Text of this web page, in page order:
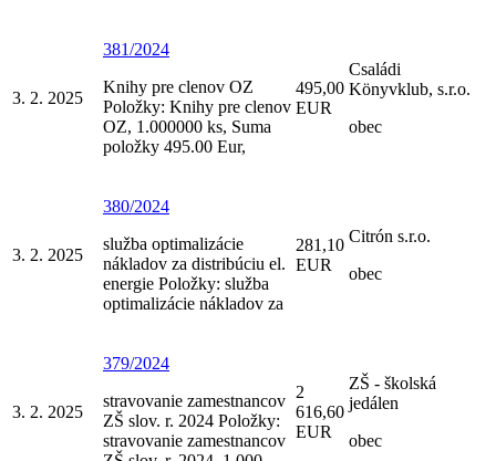
3. 2. 2025
381/2024
Knihy pre clenov OZ
Položky: Knihy pre clenov
OZ, 1.000000 ks, Suma
položky 495.00 Eur,
495,00
EUR
Családi
Könyvklub, s.r.o.
obec
3. 2. 2025
380/2024
služba optimalizácie
nákladov za distribúciu el.
energie Položky: služba
optimalizácie nákladov za
281,10
EUR
Citrón s.r.o.
obec
3. 2. 2025
379/2024
stravovanie zamestnancov
ZŠ slov. r. 2024 Položky:
stravovanie zamestnancov
2
616,60
EUR
ZŠ - školská
jedálen
obec